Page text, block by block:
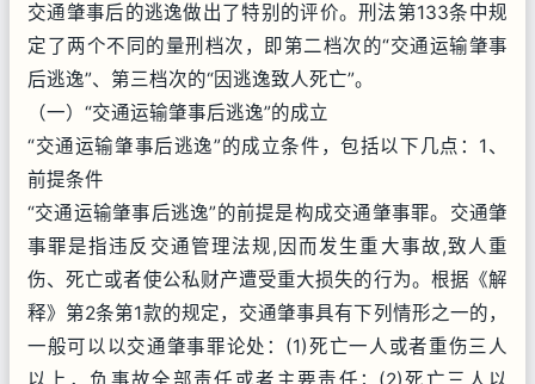
交通肇事后的逃逸做出了特别的评价。刑法第133条中规
定了两个不同的量刑档次，即第二档次的“交通运输肇事
后逃逸”、第三档次的“因逃逸致人死亡”。
（一）“交通运输肇事后逃逸”的成立
“交通运输肇事后逃逸”的成立条件，包括以下几点：1、
前提条件
“交通运输肇事后逃逸”的前提是构成交通肇事罪。交通肇
事罪是指违反交通管理法规,因而发生重大事故,致人重
伤、死亡或者使公私财产遭受重大损失的行为。根据《解
释》第2条第1款的规定，交通肇事具有下列情形之一的，
一般可以以交通肇事罪论处：(1)死亡一人或者重伤三人